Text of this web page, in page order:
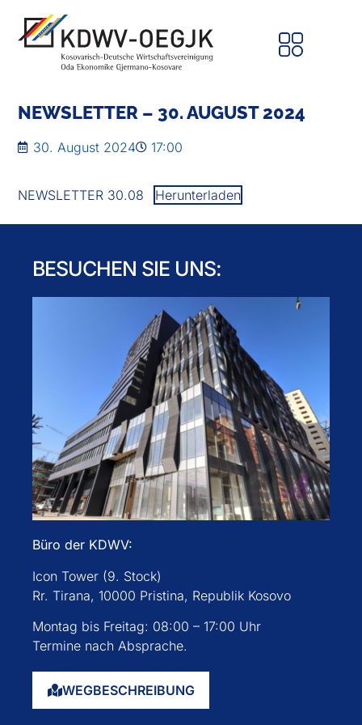
NEWSLETTER – 30. AUGUST 2024
30. August 2024 17:00
NEWSLETTER 30.08 Herunterladen
BESUCHEN SIE UNS:
Büro der KDWV:
Icon Tower (9. Stock)
Rr. Tirana, 10000 Pristina, Republik Kosovo
Montag bis Freitag: 08:00 – 17:00 Uhr
Termine nach Absprache.
WEGBESCHREIBUNG